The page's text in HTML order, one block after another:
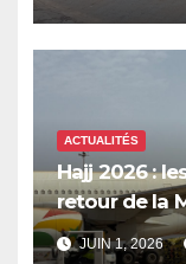
ACTUALITÉS
Hajj 2026 :
retour de la
innovations
JUIN 1, 2026